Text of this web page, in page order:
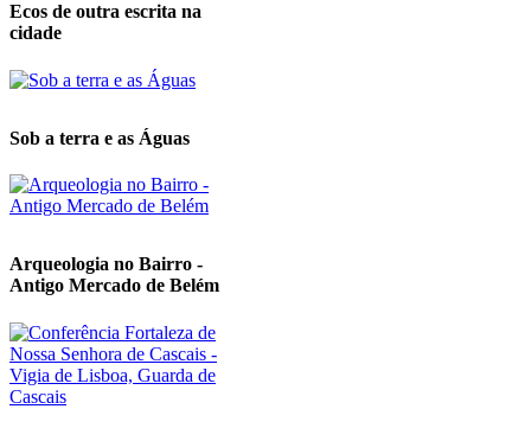
Ecos de outra escrita na
cidade
Sob a terra e as Águas
Arqueologia no Bairro -
Antigo Mercado de Belém